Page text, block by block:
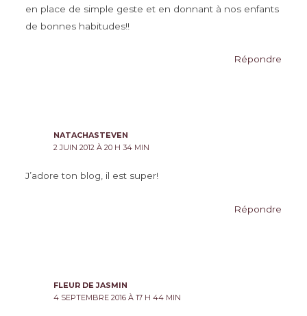
en place de simple geste et en donnant à nos enfants
de bonnes habitudes!!
Répondre
NATACHASTEVEN
2 JUIN 2012 À 20 H 34 MIN
J’adore ton blog, il est super!
Répondre
FLEUR DE JASMIN
4 SEPTEMBRE 2016 À 17 H 44 MIN